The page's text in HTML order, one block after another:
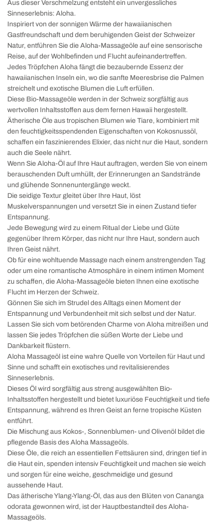
Aus dieser Verschmelzung entsteht ein unvergessliches
Sinneserlebnis: Aloha.
Inspiriert von der sonnigen Wärme der hawaiianischen
Gastfreundschaft und dem beruhigenden Geist der Schweizer
Natur, entführen Sie die Aloha-Massageöle auf eine sensorische
Reise, auf der Wohlbefinden und Flucht aufeinandertreffen.
Jedes Tröpfchen Aloha fängt die bezaubernde Essenz der
hawaiianischen Inseln ein, wo die sanfte Meeresbrise die Palmen
streichelt und exotische Blumen die Luft erfüllen.
Diese Bio-Massageöle werden in der Schweiz sorgfältig aus
wertvollen Inhaltsstoffen aus dem fernen Hawaii hergestellt.
Ätherische Öle aus tropischen Blumen wie Tiare, kombiniert mit
den feuchtigkeitsspendenden Eigenschaften von Kokosnussöl,
schaffen ein faszinierendes Elixier, das nicht nur die Haut, sondern
auch die Seele nährt.
Wenn Sie Aloha-Öl auf Ihre Haut auftragen, werden Sie von einem
berauschenden Duft umhüllt, der Erinnerungen an Sandstrände
und glühende Sonnenuntergänge weckt.
Die seidige Textur gleitet über Ihre Haut, löst
Muskelverspannungen und versetzt Sie in einen Zustand tiefer
Entspannung.
Jede Bewegung wird zu einem Ritual der Liebe und Güte
gegenüber Ihrem Körper, das nicht nur Ihre Haut, sondern auch
Ihren Geist nährt.
Ob für eine wohltuende Massage nach einem anstrengenden Tag
oder um eine romantische Atmosphäre in einem intimen Moment
zu schaffen, die Aloha-Massageöle bieten Ihnen eine exotische
Flucht im Herzen der Schweiz.
Gönnen Sie sich im Strudel des Alltags einen Moment der
Entspannung und Verbundenheit mit sich selbst und der Natur.
Lassen Sie sich vom betörenden Charme von Aloha mitreißen und
lassen Sie jedes Tröpfchen die süßen Worte der Liebe und
Dankbarkeit flüstern.
Aloha Massageöl ist eine wahre Quelle von Vorteilen für Haut und
Sinne und schafft ein exotisches und revitalisierendes
Sinneserlebnis.
Dieses Öl wird sorgfältig aus streng ausgewählten Bio-
Inhaltsstoffen hergestellt und bietet luxuriöse Feuchtigkeit und tiefe
Entspannung, während es Ihren Geist an ferne tropische Küsten
entführt.
Die Mischung aus Kokos-, Sonnenblumen- und Olivenöl bildet die
pflegende Basis des Aloha Massageöls.
Diese Öle, die reich an essentiellen Fettsäuren sind, dringen tief in
die Haut ein, spenden intensiv Feuchtigkeit und machen sie weich
und sorgen für eine weiche, geschmeidige und gesund
aussehende Haut.
Das ätherische Ylang-Ylang-Öl, das aus den Blüten von Cananga
odorata gewonnen wird, ist der Hauptbestandteil des Aloha-
Massageöls.